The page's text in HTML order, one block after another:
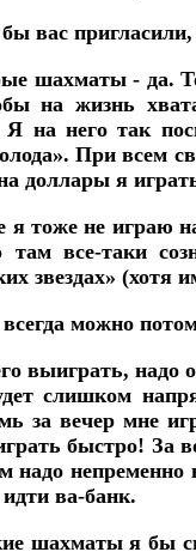
вас
шахматы - да.
на жизнь
на него так
При всем
доллары я
я тоже не играю
там все-таки
звездах» (хотя
можно
выиграть, надо
слишком
за вечер мне
быстро! За
надо
ва-банк.
шахматы я бы